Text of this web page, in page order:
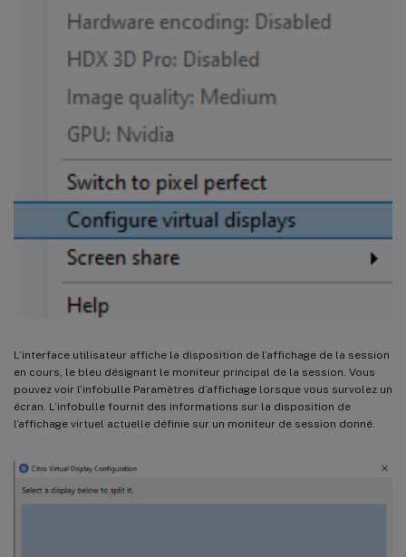
L’interface utilisateur affiche la disposition de l’affichage de la session
en cours, le bleu désignant le moniteur principal de la session. Vous
pouvez voir l’infobulle Paramètres d’affichage lorsque vous survolez un
écran. L’infobulle fournit des informations sur la disposition de
l’affichage virtuel actuelle définie sur un moniteur de session donné.